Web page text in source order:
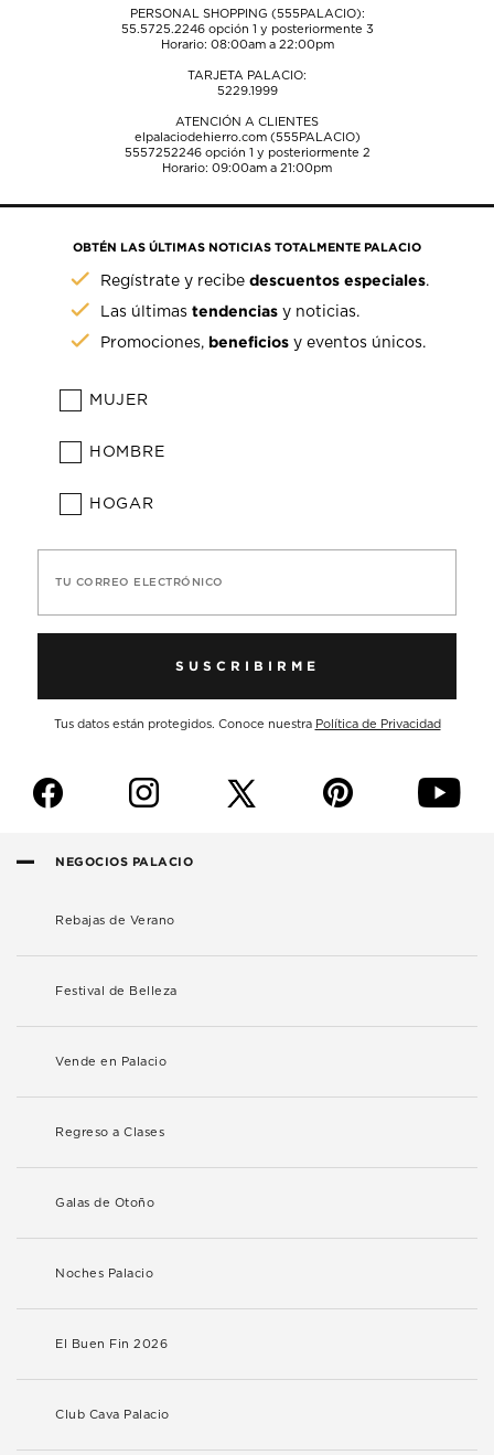
PERSONAL SHOPPING (555PALACIO):
55.5725.2246opción 1 y posteriormente 3
Horario: 08:00am a 22:00pm
TARJETA PALACIO:
5229.1999
ATENCIÓN A CLIENTES
elpalaciodehierro.com (555PALACIO)
5557252246opción 1 y posteriormente 2
Horario: 09:00am a 21:00pm
OBTÉN LAS ÚLTIMAS NOTICIAS TOTALMENTE PALACIO
Regístrate y recibedescuentos especiales.
Las últimastendencias y noticias.
Promociones, beneficios y eventos únicos.
MUJER
HOMBRE
HOGAR
TU CORREO ELECTRÓNICO
SUSCRIBIRME
Tus datos están protegidos. Conoce nuestra Política de Privacidad
f i p y
NEGOCIOS PALACIO
Rebajas de Verano
Festival de Belleza
Vende en Palacio
Regreso a Clases
Galas de Otoño
Noches Palacio
El Buen Fin 2026
Club Cava Palacio